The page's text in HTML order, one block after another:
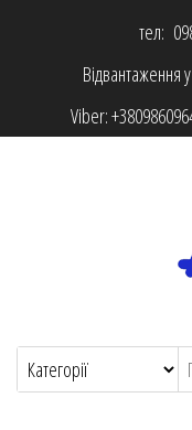
тел:
Відвантаження
Viber: